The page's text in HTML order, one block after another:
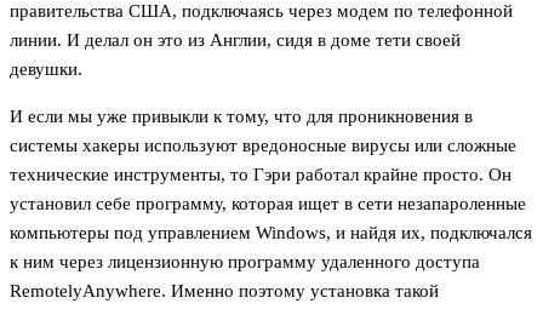
правительства США, подключаясь через модем по телефонной
линии. И делал он это из Англии, сидя в доме тети своей
девушки.
И если мы уже привыкли к тому, что для проникновения в
системы хакеры используют вредоносные вирусы или сложные
технические инструменты, то Гэри работал крайне просто. Он
установил себе программу, которая ищет в сети незапароленные
компьютеры под управлением Windows, и найдя их, подключался
к ним через лицензионную программу удаленного доступа
RemotelyAnywhere. Именно поэтому установка такой